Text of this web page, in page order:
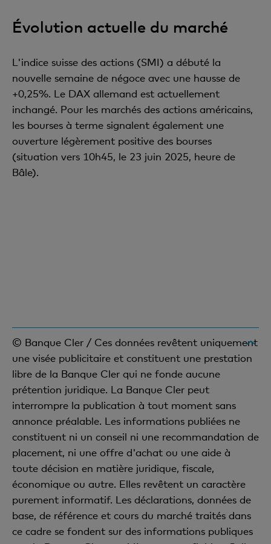
Évolution actuelle du marché
L'indice suisse des actions (SMI) a débuté la
nouvelle semaine de négoce avec une hausse de
+0,25%. Le DAX allemand est actuellement
inchangé. Pour les marchés des actions américains,
les bourses à terme signalent également une
ouverture légèrement positive des bourses
(situation vers 10h45, le 23 juin 2025, heure de
Bâle).
© Banque Cler / Ces données revêtent uniquement
une visée publicitaire et constituent une prestation
libre de la Banque Cler qui ne fonde aucune
prétention juridique. La Banque Cler peut
interrompre la publication à tout moment sans
annonce préalable. Les informations publiées ne
constituent ni un conseil ni une recommandation de
placement, ni une offre d'achat ou une aide à
toute décision en matière juridique, fiscale,
économique ou autre. Elles revêtent un caractère
purement informatif. Les déclarations, données de
base, de référence et cours du marché traités dans
ce cadre se fondent sur des informations publiques